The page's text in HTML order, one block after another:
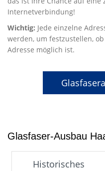
Internetverbindung!
Wichtig: Jede einzelne
werden, um festzustellen,
Adresse möglich ist.
Glasfaser-Ausbau
Historisches